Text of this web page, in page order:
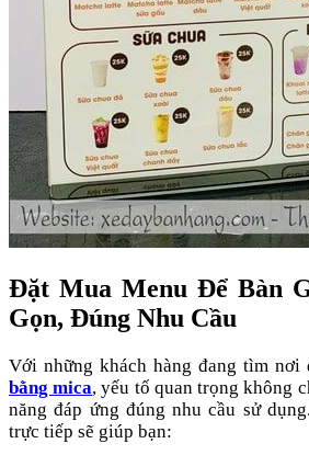
Đặt Mua Menu Để Bàn
Gọn, Đúng Nhu Cầu
Với những khách hàng đang tìm nơi
bằng mica, yếu tố quan trọng không
năng đáp ứng đúng nhu cầu sử
trực tiếp sẽ giúp bạn: